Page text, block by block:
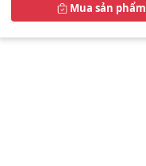
Mua sản phẩm